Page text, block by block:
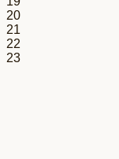
20
21
22
23